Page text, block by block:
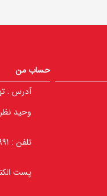
حساب من
آدرس :
وحید
تلفن : 021
پست